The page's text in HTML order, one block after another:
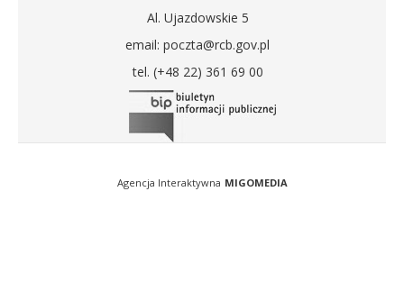
Al. Ujazdowskie 5
email: poczta@rcb.gov.pl
tel. (+48 22) 361 69 00
Agencja Interaktywna MIGOMEDIA